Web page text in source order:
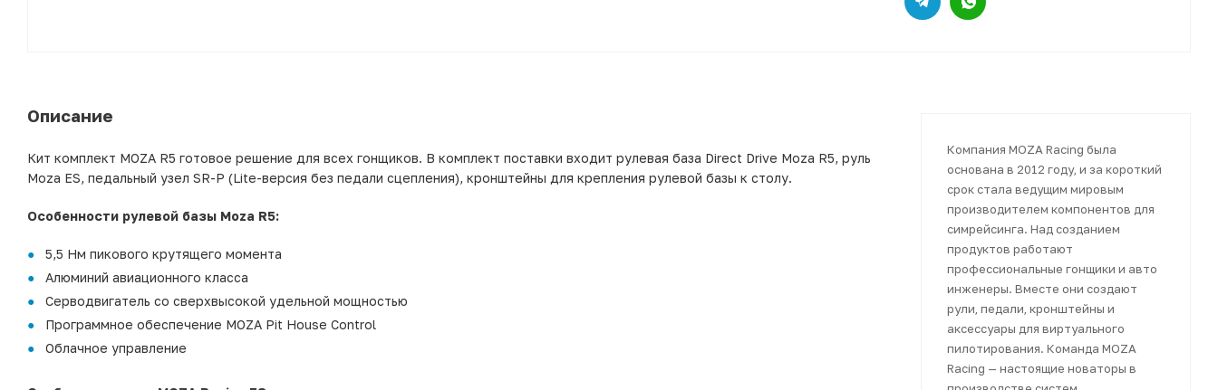
Описание
Кит комплект MOZA R5 готовое решение для всех гонщиков. В комплект поставки входит рулевая база Direct Drive Moza R5, руль
Moza ES, педальный узел SR-P (Lite-версия без педали сцепления), кронштейны для крепления рулевой базы к столу.
Особенности рулевой базы Moza R5:
5,5 Нм пикового крутящего момента
Алюминий авиационного класса
Серводвигатель со сверхвысокой удельной мощностью
Программное обеспечение MOZA Pit House Control
Облачное управление
Компания MOZA Racing была
основана в 2012 году, и за короткий
срок стала ведущим мировым
производителем компонентов для
симрейсинга. Над созданием
продуктов работают
профессиональные гонщики и авто
инженеры. Вместе они создают
рули, педали, кронштейны и
аксессуары для виртуального
пилотирования. Команда MOZA
Racing — настоящие новаторы в